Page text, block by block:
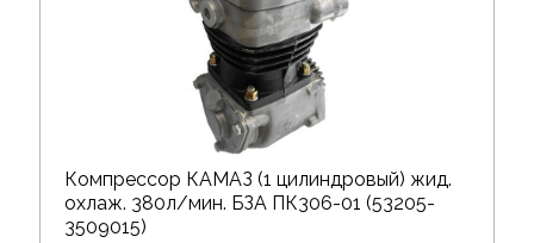
Компрессор КАМАЗ (1 цилиндровый) жид.
охлаж. 380л/мин. БЗА ПК306-01 (53205-
3509015)